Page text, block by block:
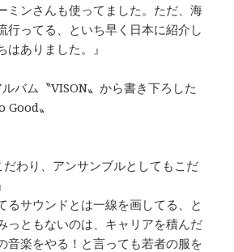
ミンさんも使ってました。ただ、海
行ってる、といち早く日本に紹介し
ありました。』
バム〝VISON〟から書き下ろした
〟
わり、アンサンブルとしてもこだ
るサウンドとは一線を画してる、と
っともないのは、キャリアを積んだ
音楽をやる！と言っても若者の服を